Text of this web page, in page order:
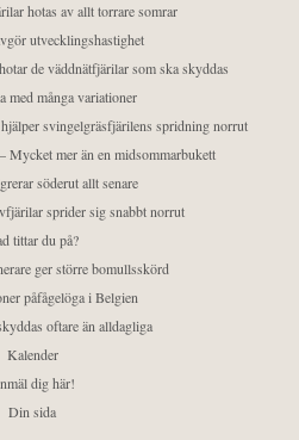
hotas av allt torrare somrar
utvecklingshastighet
de väddnätfjärilar som ska skyddas
med många variationer
svingelgräsfjärilens spridning norrut
Mycket mer än en midsommarbukett
söderut allt senare
sprider sig snabbt norrut
tittar du på?
ger större bomullsskörd
påfågelöga i Belgien
oftare än alldagliga
Kalender
dig här!
Din sida